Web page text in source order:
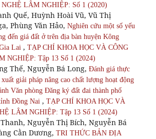
LÂM NGHIỆP: Số 1 (2020)
Quế, Huỳnh Hoài Vũ, Vũ Thị
Phùng Văn Hảo, Nghiên cứu một số yếu
đến giá đất ở trên địa bàn huyện Kông
Lai , TẠP CHÍ KHOA HỌC VÀ CÔNG
NGHIỆP: Tập 13 Số 1 (2024)
Thế, Nguyễn Bá Long, Đánh giá thực
giải pháp nâng cao chất lượng hoạt động
Văn phòng Đăng ký đất đai thành phố
Đồng Nai , TẠP CHÍ KHOA HỌC VÀ
LÂM NGHIỆP: Tập 13 Số 1 (2024)
Nguyễn Thị Bích, Nguyễn Bá
Cằn Dương, TRI THỨC BẢN ĐỊA